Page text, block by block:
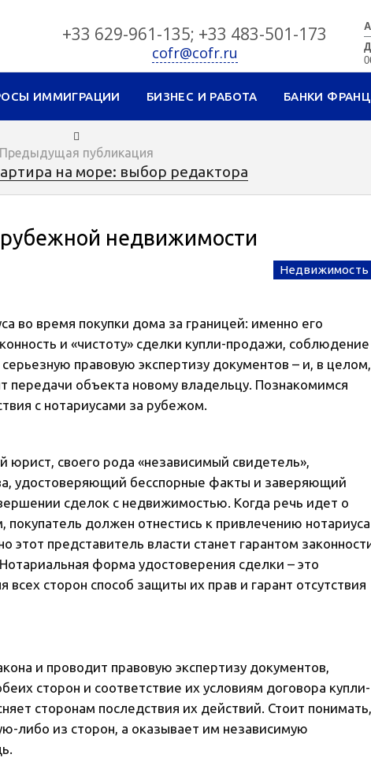
+33 629-961-135; +33 483-501-173
cofr@cofr.ru
ИММИГРАЦИИ БИЗНЕС И РАБОТА БАНКИ
Предыдущая публикация
на море: выбор редактора
недвижимости
Недвижимость
во время покупки дома за границей: именно его
и «чистоту» сделки купли-продажи, соблюдение
правовую экспертизу документов – и, в целом,
передачи объекта новому владельцу. Познакомимся
с нотариусами за рубежом.
юрист, своего рода «независимый свидетель»,
удостоверяющий бесспорные факты и заверяющий
сделок с недвижимостью. Когда речь идет о
покупатель должен отнестись к привлечению нотариуса
этот представитель власти станет гарантом
форма удостоверения сделки – это
сторон способ защиты их прав и гарант отсутствия
и проводит правовую экспертизу документов,
сторон и соответствие их условиям договора купли-
сторонам последствия их действий. Стоит понимать,
либо из сторон, а оказывает им независимую